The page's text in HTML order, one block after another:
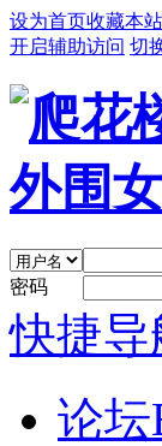
设为首页收藏本站
开启辅助访问 切
密码
快捷导
论坛